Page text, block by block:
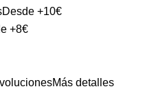
Desde +10€
+8€
Más detalles